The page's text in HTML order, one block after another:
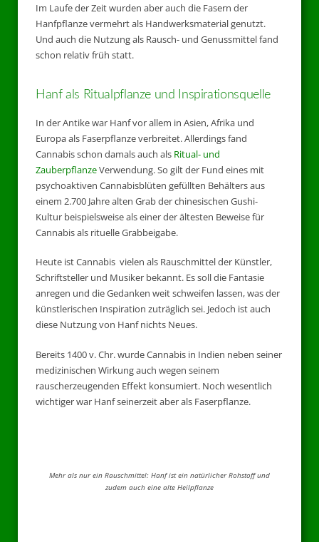
Im Laufe der Zeit wurden aber auch die Fasern der
Hanfpflanze vermehrt als Handwerksmaterial genutzt.
Und auch die Nutzung als Rausch- und Genussmittel fand
schon relativ früh statt.
Hanf als Ritualpflanze und Inspirationsquelle
In der Antike war Hanf vor allem in Asien, Afrika und
Europa als Faserpflanze verbreitet. Allerdings fand
Cannabis schon damals auch als Ritual- und
ZauberpflanzeVerwendung. So gilt der Fund eines mit
psychoaktiven Cannabisblüten gefüllten Behälters aus
einem 2.700 Jahre alten Grab der chinesischen Gushi-
Kultur beispielsweise als einer der ältesten Beweise für
Cannabis als rituelle Grabbeigabe.
Heute ist Cannabis vielen als Rauschmittel der Künstler,
Schriftsteller und Musiker bekannt. Es soll die Fantasie
anregen und die Gedanken weit schweifen lassen, was der
künstlerischen Inspiration zuträglich sei. Jedoch ist auch
diese Nutzung von Hanf nichts Neues.
Bereits 1400 v. Chr. wurde Cannabis in Indien neben seiner
medizinischen Wirkung auch wegen seinem
rauscherzeugenden Effekt konsumiert. Noch wesentlich
wichtiger war Hanf seinerzeit aber als Faserpflanze.
Mehr als nur ein Rauschmittel: Hanf ist ein natürlicher Rohstoff und
zudem auch eine alte Heilpflanze